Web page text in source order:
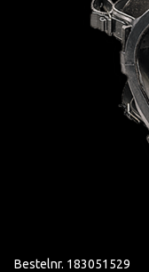
Bestelnr. 183051529